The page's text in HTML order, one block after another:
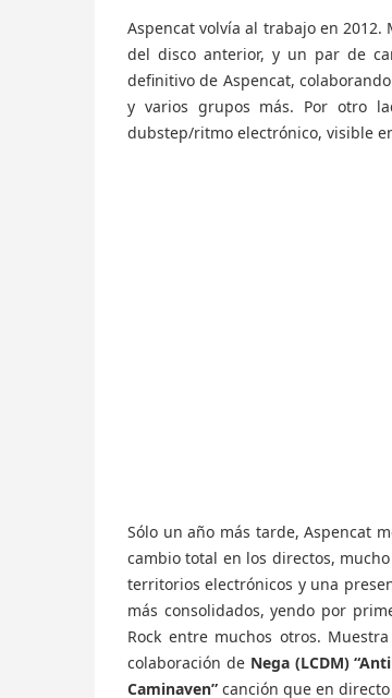
Aspencat volvía al trabajo en
del disco anterior, y un par de
definitivo de Aspencat,
y varios grupos más. Por otro
dubstep/ritmo electrónico, visible
Sólo un año más tarde, Aspencat
cambio total en los directos,
territorios electrónicos y una
más consolidados, yendo por
Rock entre muchos otros.
colaboración de Nega (LCDM)
Caminaven” canción que en